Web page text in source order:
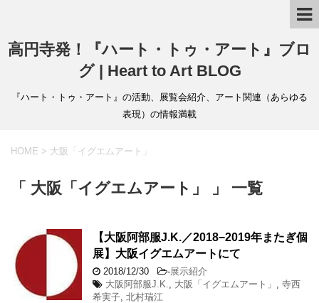
高円寺発！『ハート・トゥ・アート』ブロ
グ | Heart to Art BLOG
『ハート・トゥ・アート』の活動、展覧会紹介、アート関連（あらゆる
表現）の情報満載
HOME > 大阪「イグエムアート」
「 大阪「イグエムアート」 」 一覧
【大阪阿部服J.K.／2018−2019年またぎ個
展】大阪イグエムアートにて
2018/12/30 -展示紹介
大阪阿部服J.K.
大阪「イグエムアート」
寺西
希実子 北村瑞江